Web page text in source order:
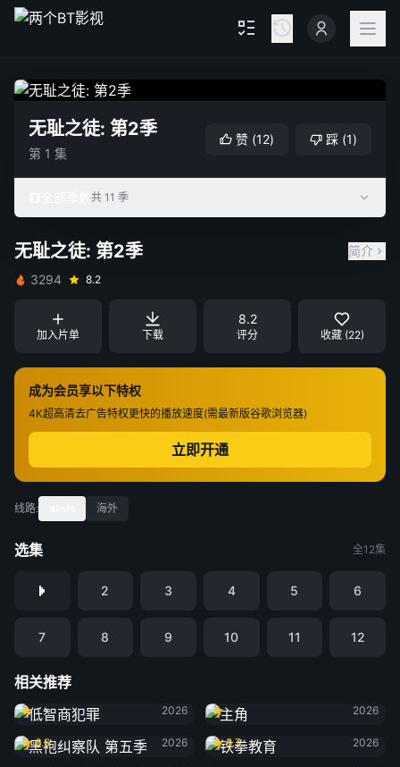
无耻之徒: 第2季
第 1 集
赞 (12) 踩 (1)
共 11 季
无耻之徒: 第2季
简介
3294
8.2
加入片单 下载
8.2
评分 收藏 (22)
成为会员享以下特权
4K超高清去广告特权更快的播放速度(需最新版谷歌浏览器)
立即开通
线路: 海外
选集 全12集
2 3 4 5 6
7 8 9 10 11 12
相关推荐
低智商犯罪
2026
2026
黑袍纠察队 第五季
6.6
2026
铁拳教育
8.7
2026
黑袍纠察队: 第1季
逐玉